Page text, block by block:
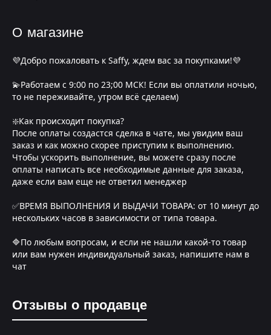
О магазине
💜Добро пожаловать к Saffy, ждем вас за покупками!💜
💫Работаем с 9:00 по 23;00 МСК! Если вы оплатили ночью,
то не переживайте, утром всё сделаем)
❇️Как происходит покупка?
После оплаты создастся сделка в чате, мы увидим ваш
заказ и как можно скорее приступим к выполнению.
Чтобы ускорить выполнение, вы можете сразу после
оплаты написать все необходимые данные для заказа,
даже если вам еще не ответил менеджер
✅ВРЕМЯ ВЫПОЛНЕНИЯ И ВЫДАЧИ ТОВАРА: от 10 минут до
нескольких часов в зависимости от типа товара.
🔷По любым вопросам, и если не нашли какой-то товар
или вам нужен индивидуальный заказ, напишите нам в
чат
Отзывы о продавце